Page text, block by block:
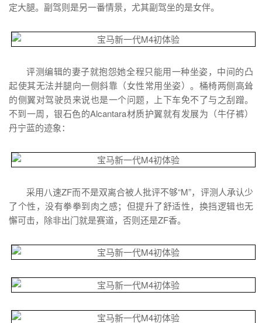
定大腿。副驾则是另一番情景，尤其副驾坐的是女伴。
评测编辑的妻子就抱怨她全程只能用一种坐姿，中间的凸
起使其无法并腿向一侧斜靠（女性常用坐姿）。桶椅两侧高耸
的侧翼对驾驶员来说也是一个问题，上下车免不了与之刮蹭。
不到一周，银石色的Alcantara材质护翼就有发展为（牛仔裤）
丹宁蓝的迹象：
采用八速ZF而不是双离合被人批评不够“M”，评测人承认少
了个性，没有拳拳到肉之感；但提升了舒适性，换挡逻辑也无
懈可击，除非出门就是赛道，否则还是ZF香。